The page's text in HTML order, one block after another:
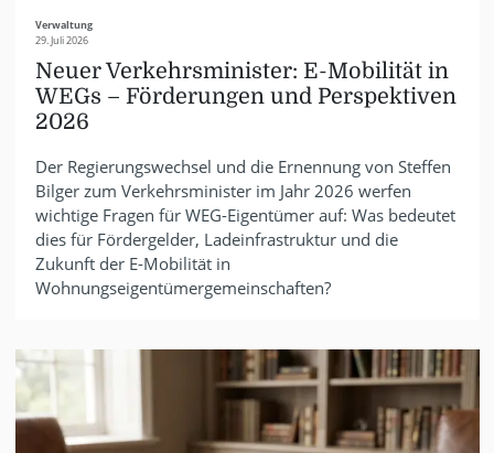
Verwaltung
29. Juli 2026
Neuer Verkehrsminister: E-Mobilität in
WEGs – Förderungen und Perspektiven
2026
Der Regierungswechsel und die Ernennung von Steffen
Bilger zum Verkehrsminister im Jahr 2026 werfen
wichtige Fragen für WEG-Eigentümer auf: Was bedeutet
dies für Fördergelder, Ladeinfrastruktur und die
Zukunft der E-Mobilität in
Wohnungseigentümergemeinschaften?